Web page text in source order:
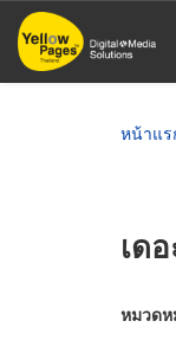
ข้าม
ไป
หน้าแร
เด
หมวด